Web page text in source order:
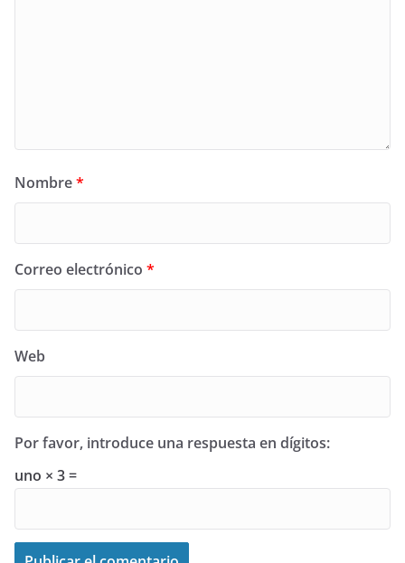
Nombre*
Correo electrónico *
Web
Por favor, introduce una respuesta en dígitos:
uno × 3 =